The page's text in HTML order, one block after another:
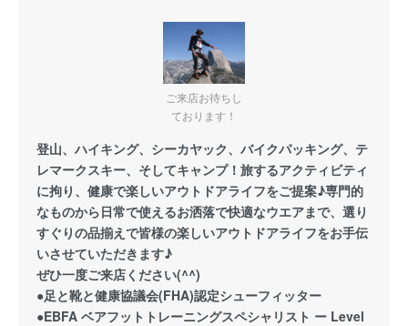
ご来店お待ちし
ております！
登山、ハイキング、シーカヤック、バイクパッキング、テ
レマークスキー、そしてキャンプ！旅するアクティビティ
に拘り、健康で楽しいアウトドアライフをご提案♪専門的
なものから日常で使えるお洒落で快適なウエアまで、選り
すぐりの品揃えで皆様の楽しいアウトドアライフをお手伝
いさせていただきます♪
ぜひ一度ご来店ください(^^)
●足と靴と健康協議会(FHA)認定シューフィッター
●EBFA ベアフットトレーニングスペシャリスト ー Level